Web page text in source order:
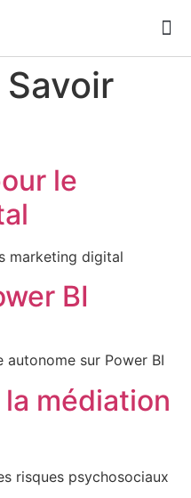
Savoir
le
marketing digital
BI
sur Power BI
médiation
risques psychosociaux